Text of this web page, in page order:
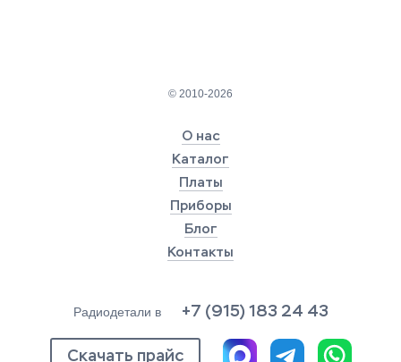
© 2010-2026
О нас
Каталог
Платы
Приборы
Блог
Контакты
Радиодетали в +7 (915) 183 24 43
Скачать прайс